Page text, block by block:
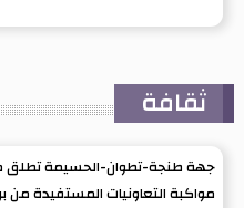
ثقافة
جهة طنجة-تطوان-الحسيمة تطلق
مواكبة التعاونيات المستفيدة من